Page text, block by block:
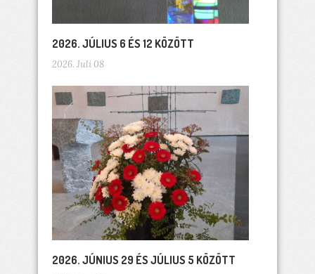
2026. JÚLIUS 6 ÉS 12 KÖZÖTT
2026. Juli 08
2026. JÚNIUS 29 ÉS JÚLIUS 5 KÖZÖTT